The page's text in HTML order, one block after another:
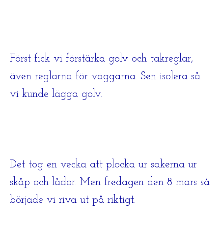
Först fick vi förstärka golv och takreglar,
även reglarna för väggarna. Sen isolera så
vi kunde lägga golv.
Det tog en vecka att plocka ur sakerna ur
skåp och lådor. Men fredagen den 8 mars så
började vi riva ut på riktigt.